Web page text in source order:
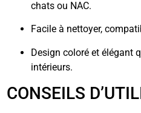
chats ou NAC.
Facile à nettoyer,
Design coloré et élégant
intérieurs.
CONSEILS